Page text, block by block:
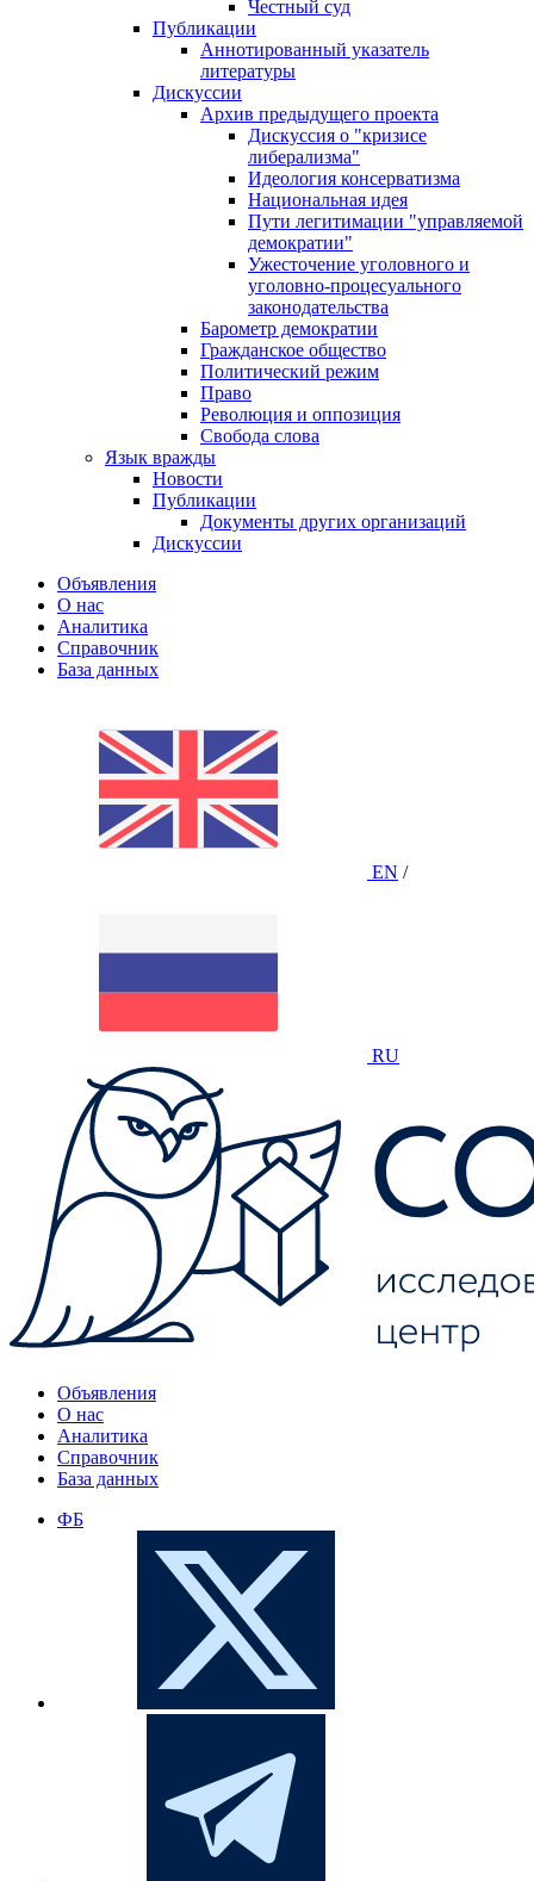
Честный суд
Публикации
Аннотированный указатель
литературы
Дискуссии
Архив предыдущего проекта
Дискуссия о "кризисе
либерализма"
Идеология консерватизма
Национальная идея
Пути легитимации "управляемой
демократии"
Ужесточение уголовного и
уголовно-процесуального
законодательства
Барометр демократии
Гражданское общество
Политический режим
Право
Революция и оппозиция
Свобода слова
Язык вражды
Новости
Публикации
Документы других организаций
Дискуссии
Объявления
О нас
Аналитика
Справочник
База данных
EN /
RU
Объявления
О нас
Аналитика
Справочник
База данных
ФБ